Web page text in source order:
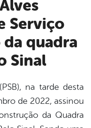
Serviço
quadra
Sinal
na tarde desta
de 2022, assinou
da Quadra